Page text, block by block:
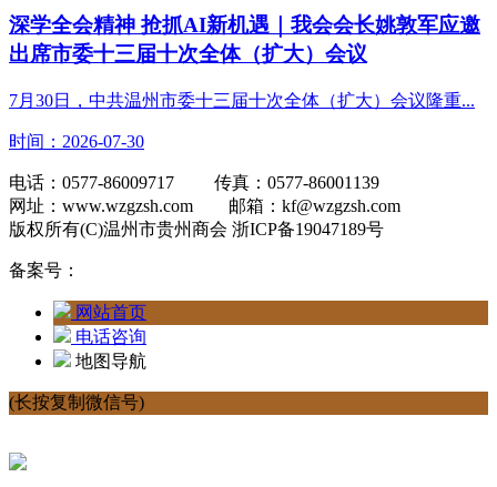
深学全会精神 抢抓AI新机遇｜我会会长姚敦军应邀
出席市委十三届十次全体（扩大）会议
7月30日，中共温州市委十三届十次全体（扩大）会议隆重...
时间：2026-07-30
电话：0577-86009717 传真：0577-86001139
网址：www.wzgzsh.com 邮箱：kf@wzgzsh.com
版权所有(C)温州市贵州商会 浙ICP备19047189号
备案号：
网站首页
电话咨询
地图导航
(长按复制微信号)